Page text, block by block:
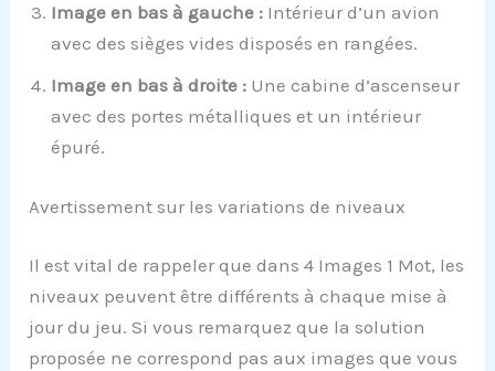
Image en bas à gauche : Intérieur d’un avion
avec des sièges vides disposés en rangées.
Image en bas à droite : Une cabine d’ascenseur
avec des portes métalliques et un intérieur
épuré.
Avertissement sur les variations de niveaux
Il est vital de rappeler que dans 4 Images 1 Mot, les
niveaux peuvent être différents à chaque mise à
jour du jeu. Si vous remarquez que la solution
proposée ne correspond pas aux images que vous